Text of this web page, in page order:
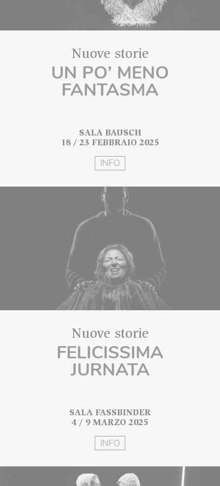
Nuove storie
UN PO’ MENO
FANTASMA
SALA BAUSCH
18 / 23 FEBBRAIO 2025
INFO
Nuove storie
FELICISSIMA
JURNATA
SALA FASSBINDER
4 / 9 MARZO 2025
INFO